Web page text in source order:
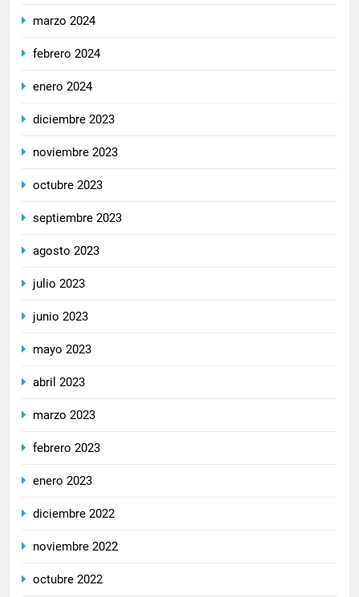
marzo 2024
febrero 2024
enero 2024
diciembre 2023
noviembre 2023
octubre 2023
septiembre 2023
agosto 2023
julio 2023
junio 2023
mayo 2023
abril 2023
marzo 2023
febrero 2023
enero 2023
diciembre 2022
noviembre 2022
octubre 2022